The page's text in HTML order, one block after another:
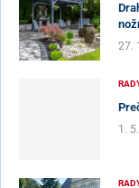
27.
1.